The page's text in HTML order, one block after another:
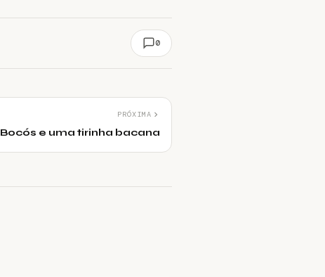
0
PRÓXIMA
Bocós e uma tirinha bacana